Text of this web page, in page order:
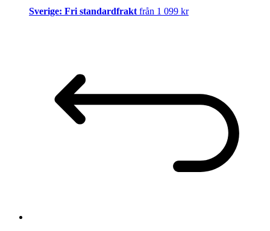
Sverige: Fri standardfraktfrån 1 099 kr